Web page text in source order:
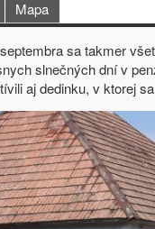
Mapa
obsahsa takmer
slnečných dní v
aj dedinku, v ktorej